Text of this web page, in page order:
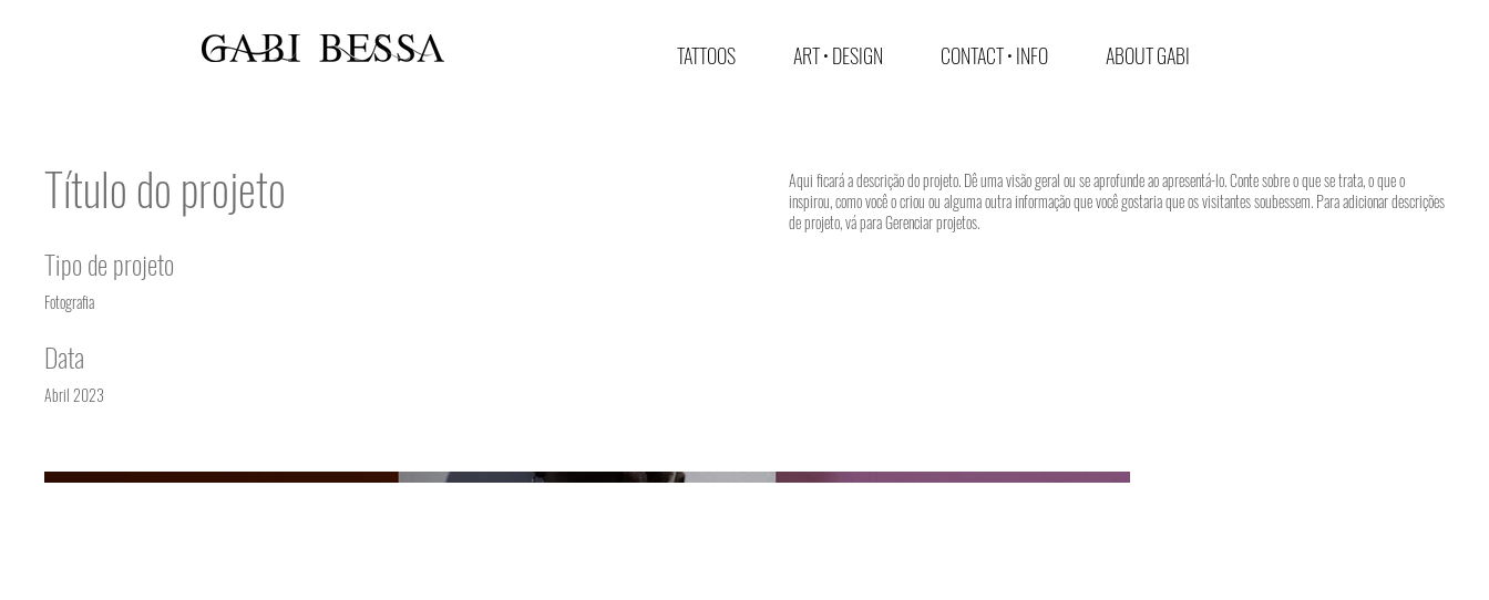
TATTOOS ART • DESIGN CONTACT • INFO ABOUT GABI
Título do projeto
Tipo de projeto
Fotografia
Data
Abril 2023
Aqui ficará a descrição do projeto. Dê uma visão geral ou se aprofunde ao apresentá-lo. Conte sobre o que se trata, o que o
inspirou, como você o criou ou alguma outra informação que você gostaria que os visitantes soubessem. Para adicionar descrições
de projeto, vá para Gerenciar projetos.